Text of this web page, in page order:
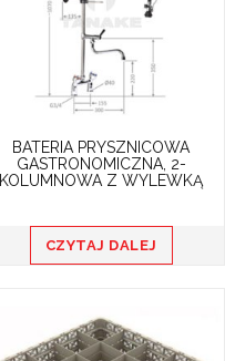
BATERIA PRYSZNICOWA
GASTRONOMICZNA, 2-
KOLUMNOWA Z WYLEWKĄ
CZYTAJ DALEJ